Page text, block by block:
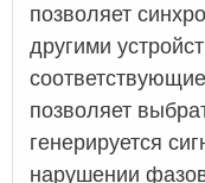
позволяет
другими
позволяет
генерируется
нарушении